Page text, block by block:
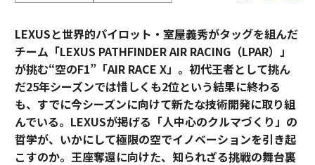
LEXUSと世界的パイロット・室屋義秀がタッグを組んだ
チーム「LEXUS PATHFINDER AIR RACING（LPAR）」
が挑む“空のF1”「AIR RACE X」。初代王者として挑ん
だ25年シーズンでは惜しくも2位という結果に終わる
も、すでに今シーズンに向けて新たな技術開発に取り組
んでいる。LEXUSが掲げる「人中心のクルマづくり」の
哲学が、いかにして極限の空でイノベーションを引き起
こすのか。王座奪還に向けた、知られざる挑戦の舞台裏